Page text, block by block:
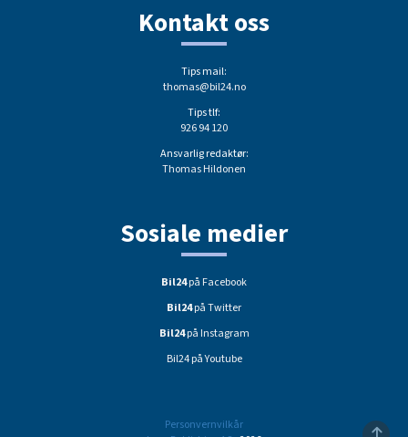
Kontakt oss
Tips mail:
thomas@bil24.no
Tips tlf:
926 94 120
Ansvarlig redaktør:
Thomas Hildonen
Sosiale medier
Bil24på Facebook
Bil24på Twitter
Bil24på Instagram
Bil24 på Youtube
Personvernvilkår